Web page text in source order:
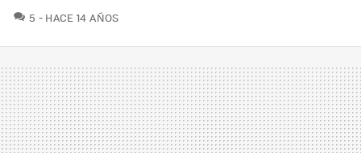
5 COMENTARIOS
HACE 14 AÑOS